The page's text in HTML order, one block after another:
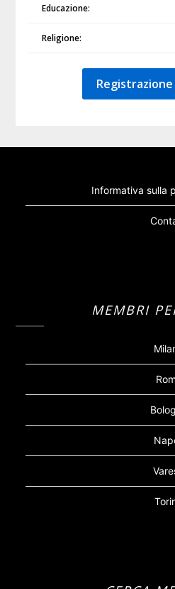
Educazione:
Religione:
Informativa sulla
MEMBRI